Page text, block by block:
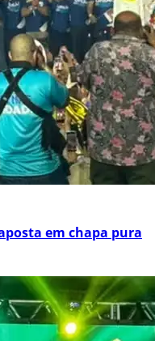
em chapa pura